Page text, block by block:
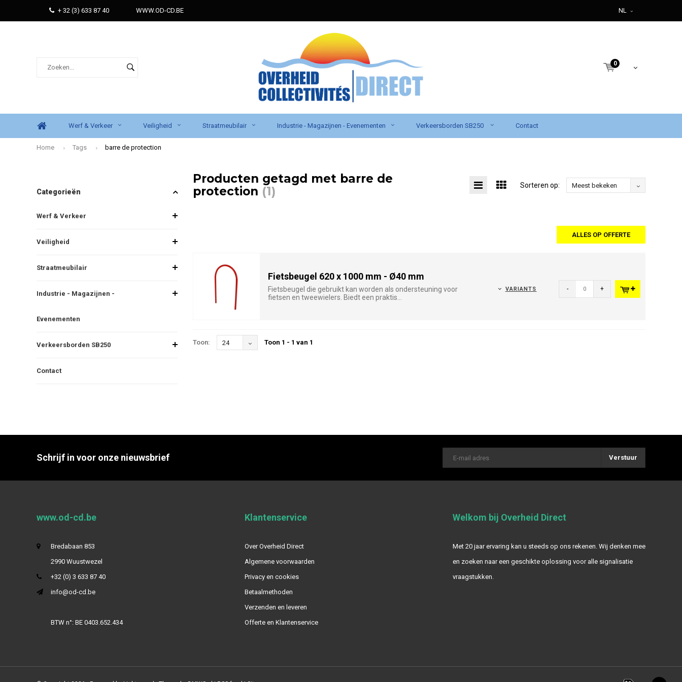
+ 32 (3) 633 87 40 WWW.OD-CD.BE NL
0
Werf & Verkeer Veiligheid Straatmeubilair Industrie - Magazijnen - Evenementen Verkeersborden SB250 Contact
Home Tags barre de protection
Categorieën
Werf & Verkeer
Veiligheid
Straatmeubilair
Industrie - Magazijnen -
Evenementen
Verkeersborden SB250
Contact
Producten getagd met barre de
protection (1) Sorteren op: Meest bekeken
ALLES OP OFFERTE
Fietsbeugel 620 x 1000 mm - Ø40 mm
Fietsbeugel die gebruikt kan worden als ondersteuning voor
fietsen en tweewielers. Biedt een praktis...
VARIANTS - +
Toon: 24 Toon 1 - 1 van 1
Schrijf in voor onze nieuwsbrief Verstuur
www.od-cd.be
Bredabaan 853
2990 Wuustwezel
+32 (0) 3 633 87 40
info@od-cd.be
BTW n°: BE 0403.652.434
Klantenservice
Over Overheid Direct
Algemene voorwaarden
Privacy en cookies
Betaalmethoden
Verzenden en leveren
Offerte en Klantenservice
Welkom bij Overheid Direct
Met 20 jaar ervaring kan u steeds op ons rekenen. Wij denken mee
en zoeken naar een geschikte oplossing voor alle signalisatie
vraagstukken.